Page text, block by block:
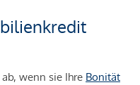
wenn sie Ihre Bonität